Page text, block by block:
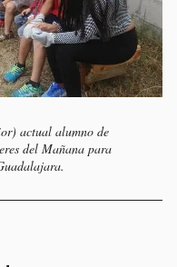
actual alumno de
del Mañana para